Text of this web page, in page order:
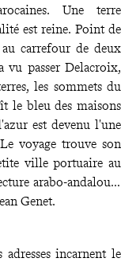
Une terre
est reine. Point de
carrefour de deux
vu passer Delacroix,
les sommets du
le bleu des maisons
est devenu l'une
voyage trouve son
ville portuaire au
arabo-andalouse
Genet.
incarnent le